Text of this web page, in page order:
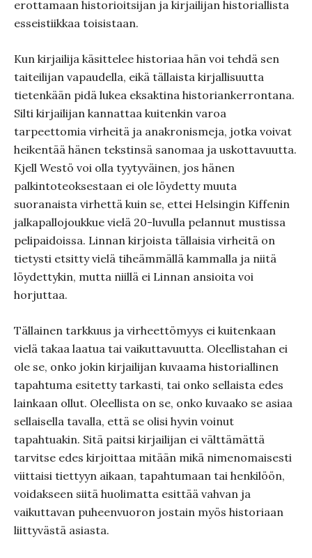
erottamaan historioitsijan ja kirjailijan historiallista
esseistiikkaa toisistaan.
Kun kirjailija käsittelee historiaa hän voi tehdä sen
taiteilijan vapaudella, eikä tällaista kirjallisuutta
tietenkään pidä lukea eksaktina historiankerrontana.
Silti kirjailijan kannattaa kuitenkin varoa
tarpeettomia virheitä ja anakronismeja, jotka voivat
heikentää hänen tekstinsä sanomaa ja uskottavuutta.
Kjell Westö voi olla tyytyväinen, jos hänen
palkintoteoksestaan ei ole löydetty muuta
suoranaista virhettä kuin se, ettei Helsingin Kiffenin
jalkapallojoukkue vielä 20-luvulla pelannut mustissa
pelipaidoissa. Linnan kirjoista tällaisia virheitä on
tietysti etsitty vielä tiheämmällä kammalla ja niitä
löydettykin, mutta niillä ei Linnan ansioita voi
horjuttaa.
Tällainen tarkkuus ja virheettömyys ei kuitenkaan
vielä takaa laatua tai vaikuttavuutta. Oleellistahan ei
ole se, onko jokin kirjailijan kuvaama historiallinen
tapahtuma esitetty tarkasti, tai onko sellaista edes
lainkaan ollut. Oleellista on se, onko kuvaako se asiaa
sellaisella tavalla, että se olisi hyvin voinut
tapahtuakin. Sitä paitsi kirjailijan ei välttämättä
tarvitse edes kirjoittaa mitään mikä nimenomaisesti
viittaisi tiettyyn aikaan, tapahtumaan tai henkilöön,
voidakseen siitä huolimatta esittää vahvan ja
vaikuttavan puheenvuoron jostain myös historiaan
liittyvästä asiasta.